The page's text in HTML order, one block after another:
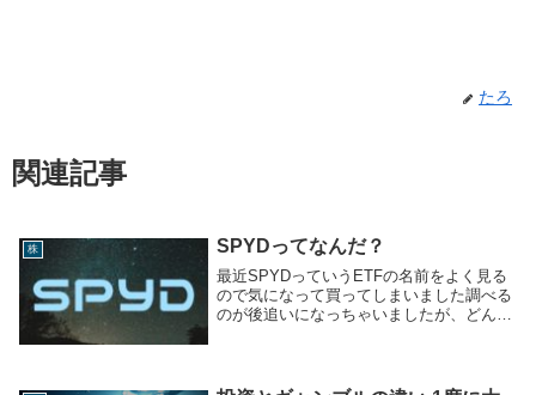
たろ
関連記事
株 SPYDってなんだ？
最近SPYDっていうETFの名前をよく見る
ので気になって買ってしまいました調べる
のが後追いになっちゃいましたが、どんな